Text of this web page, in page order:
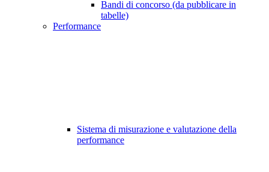
Bandi di concorso (da pubblicare in
tabelle)
Performance
Sistema di misurazione e valutazione della
performance